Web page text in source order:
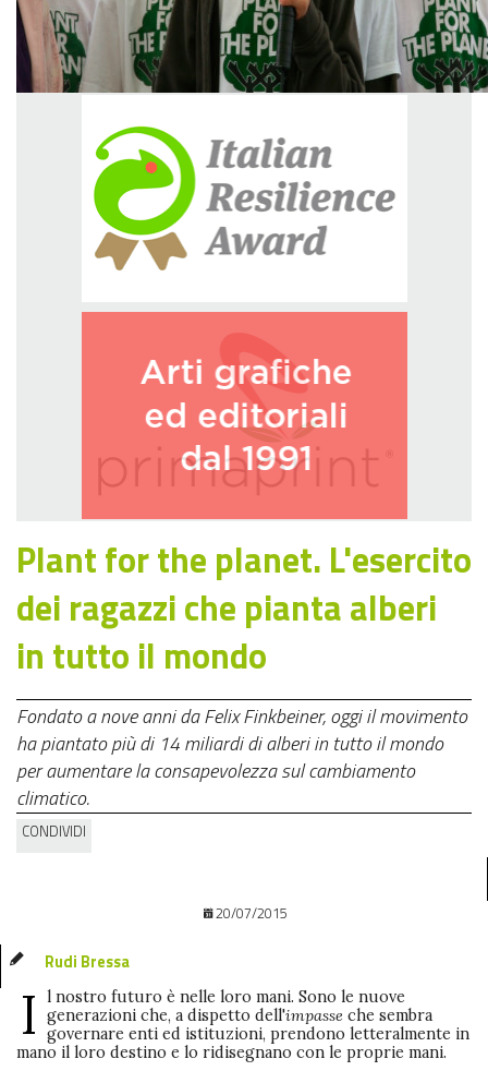
ECOINCENTRIAMOCI
Plant for the planet. L'esercito
dei ragazzi che pianta alberi
in tutto il mondo
Fondato a nove anni da Felix Finkbeiner, oggi il movimento
ha piantato più di 14 miliardi di alberi in tutto il mondo
per aumentare la consapevolezza sul cambiamento
climatico.
CONDIVIDI
20/07/2015
Rudi Bressa
I
l nostro futuro è nelle loro mani. Sono le nuove
generazioni che, a dispetto dell'impasse che sembra
governare enti ed istituzioni, prendono letteralmente in
mano il loro destino e lo ridisegnano con le proprie mani.